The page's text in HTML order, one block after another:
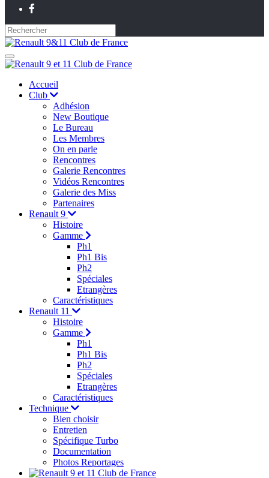
Accueil
Club
Adhésion
New Boutique
Le Bureau
Les Membres
On en parle
Rencontres
Galerie Rencontres
Vidéos Rencontres
Galerie des Miss
Partenaires
Renault 9
Histoire
Gamme
Ph1
Ph1 Bis
Ph2
Spéciales
Etrangères
Caractéristiques
Renault 11
Histoire
Gamme
Ph1
Ph1 Bis
Ph2
Spéciales
Etrangères
Caractéristiques
Technique
Bien choisir
Entretien
Spécifique Turbo
Documentation
Photos Reportages